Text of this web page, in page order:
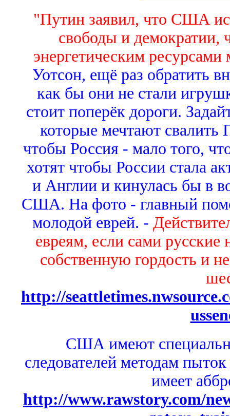
"Путин заявил, что США
свободы и демократии,
энергетическим
Уотсон, ещё раз обратить
как бы они не стали
стоит поперёк дороги.
которые мечтают свалить
чтобы Россия - мало того,
хотят чтобы России стала
и Англии и кинулась бы в
США. На фото - главный
молодой еврей. -
евреям, если сами
собственную гордость и
http://
США имеют
следователей методам
имеет
http://www.rawstory.com/